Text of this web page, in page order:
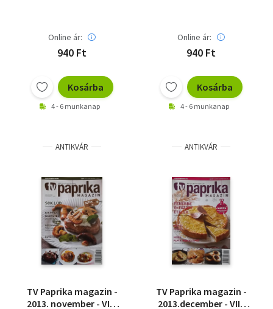
Online ár:
940 Ft
Kosárba
4 - 6 munkanap
Online ár:
940 Ft
Kosárba
4 - 6 munkanap
ANTIKVÁR
TV Paprika magazin -
2013. november - VIII.
ANTIKVÁR
TV Paprika magazin -
2013.december - VIII.